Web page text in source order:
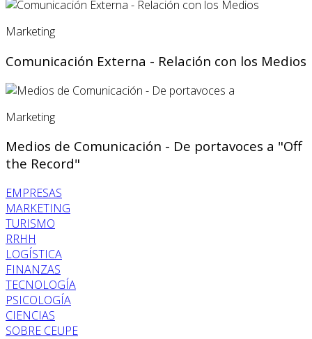
Marketing
Comunicación Externa - Relación con los Medios
Marketing
Medios de Comunicación - De portavoces a "Off
the Record"
EMPRESAS
MARKETING
TURISMO
RRHH
LOGÍSTICA
FINANZAS
TECNOLOGÍA
PSICOLOGÍA
CIENCIAS
SOBRE CEUPE